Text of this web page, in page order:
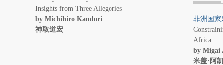
Insights from Three Allegories
by Michihiro Kandori
神取道宏
非洲国家
Africa
by Migai
米盖·阿